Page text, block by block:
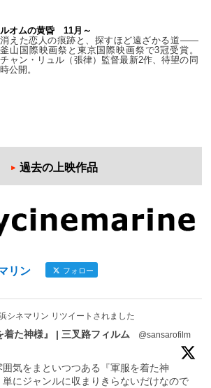
ルオムの黄昏 11月～
消えた恋人の痕跡と、探すほど遠ざかる道——
釜山国際映画祭と東京国際映画祭で3冠受賞。
チャン・リュル（張律）監督最新2作、待望の同
時公開。
過去の上映作品
リン フォロー
シネマリン リツイートされました
着た神様』 | 三叉路フィルム
@sansarofilm
囲気をまといつつある『軍服を着た神
単にジャンルに収まりきらないだけなので